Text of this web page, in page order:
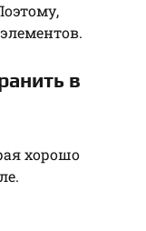
в
хорошо